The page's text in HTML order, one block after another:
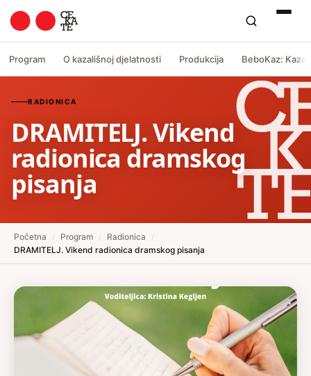
Program O kazališnoj djelatnosti Produkcija BeboKaz:
RADIONICA
DRAMITELJ. Vikend
radionica dramskog
pisanja
Početna Program Radionica
DRAMITELJ. Vikend radionica dramskog pisanja